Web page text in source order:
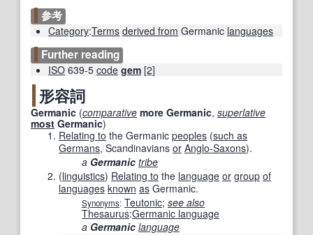
参考
Category:Terms derived from Germanic languages
Further reading
ISO 639-5 code gem [2]
形容詞
Germanic (comparative more Germanic, superlative
most Germanic)
Relating to the Germanic peoples (such as
Germans, Scandinavians or Anglo-Saxons).
a Germanic tribe
(linguistics) Relating to the language or group of
languages known as Germanic.
Synonyms: Teutonic; see also
Thesaurus:Germanic language
a Germanic language